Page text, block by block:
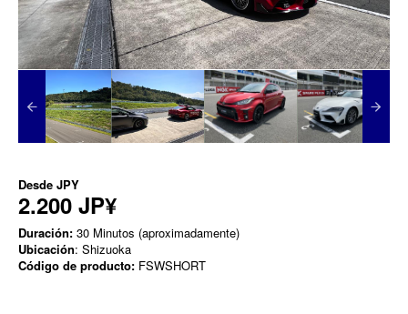
Desde JPY
2.200 JP¥
Duración: 30 Minutos (aproximadamente)
Ubicación: Shizuoka
Código de producto: FSWSHORT